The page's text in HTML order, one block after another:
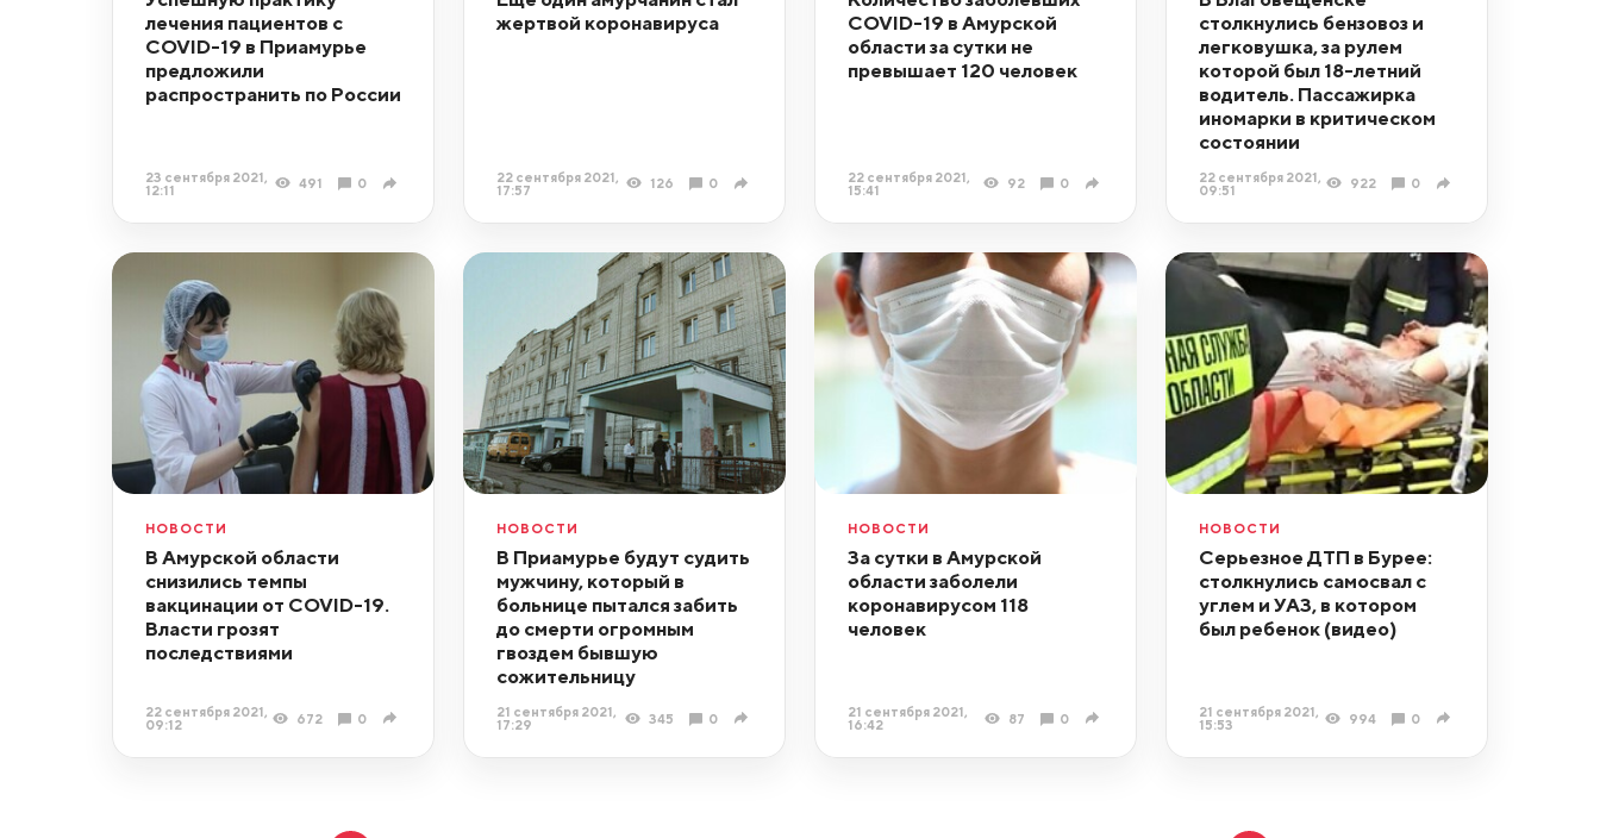
лечения пациентов с
COVID-19 в Приамурье
предложили
распространить по России
23 сентября 2021,
12:11
491 0
жертвой коронавируса
22 сентября 2021,
17:57
126 0
COVID-19 в Амурской
области за сутки не
превышает 120 человек
22 сентября 2021,
15:41
92 0
столкнулись бензовоз и
легковушка, за рулем
которой был 18-летний
водитель. Пассажирка
иномарки в критическом
состоянии
22 сентября 2021,
09:51
922 0
НОВОСТИ
В Амурской области
снизились темпы
вакцинации от COVID-19.
Власти грозят
последствиями
22 сентября 2021,
09:12
672 0
НОВОСТИ
В Приамурье будут судить
мужчину, который в
больнице пытался забить
до смерти огромным
гвоздем бывшую
сожительницу
21 сентября 2021,
17:29
345 0
НОВОСТИ
За сутки в Амурской
области заболели
коронавирусом 118
человек
21 сентября 2021,
16:42
87 0
НОВОСТИ
Серьезное ДТП в Бурее:
столкнулись самосвал с
углем и УАЗ, в котором
был ребенок (видео)
21 сентября 2021,
15:53
994 0